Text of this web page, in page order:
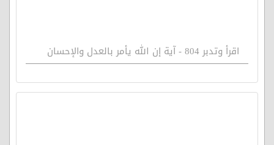
اقرأ وتدبر 804 - آية إن الله يأمر بالعدل والإحسان